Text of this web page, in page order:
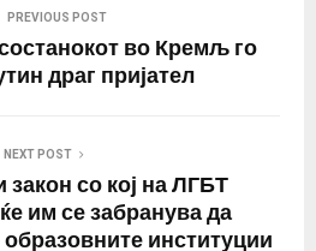
PREVIOUS POST
во Кремљ го
драг пријател
NEXT POST
закон со кој на ЛГБТ
им се забранува да
институции